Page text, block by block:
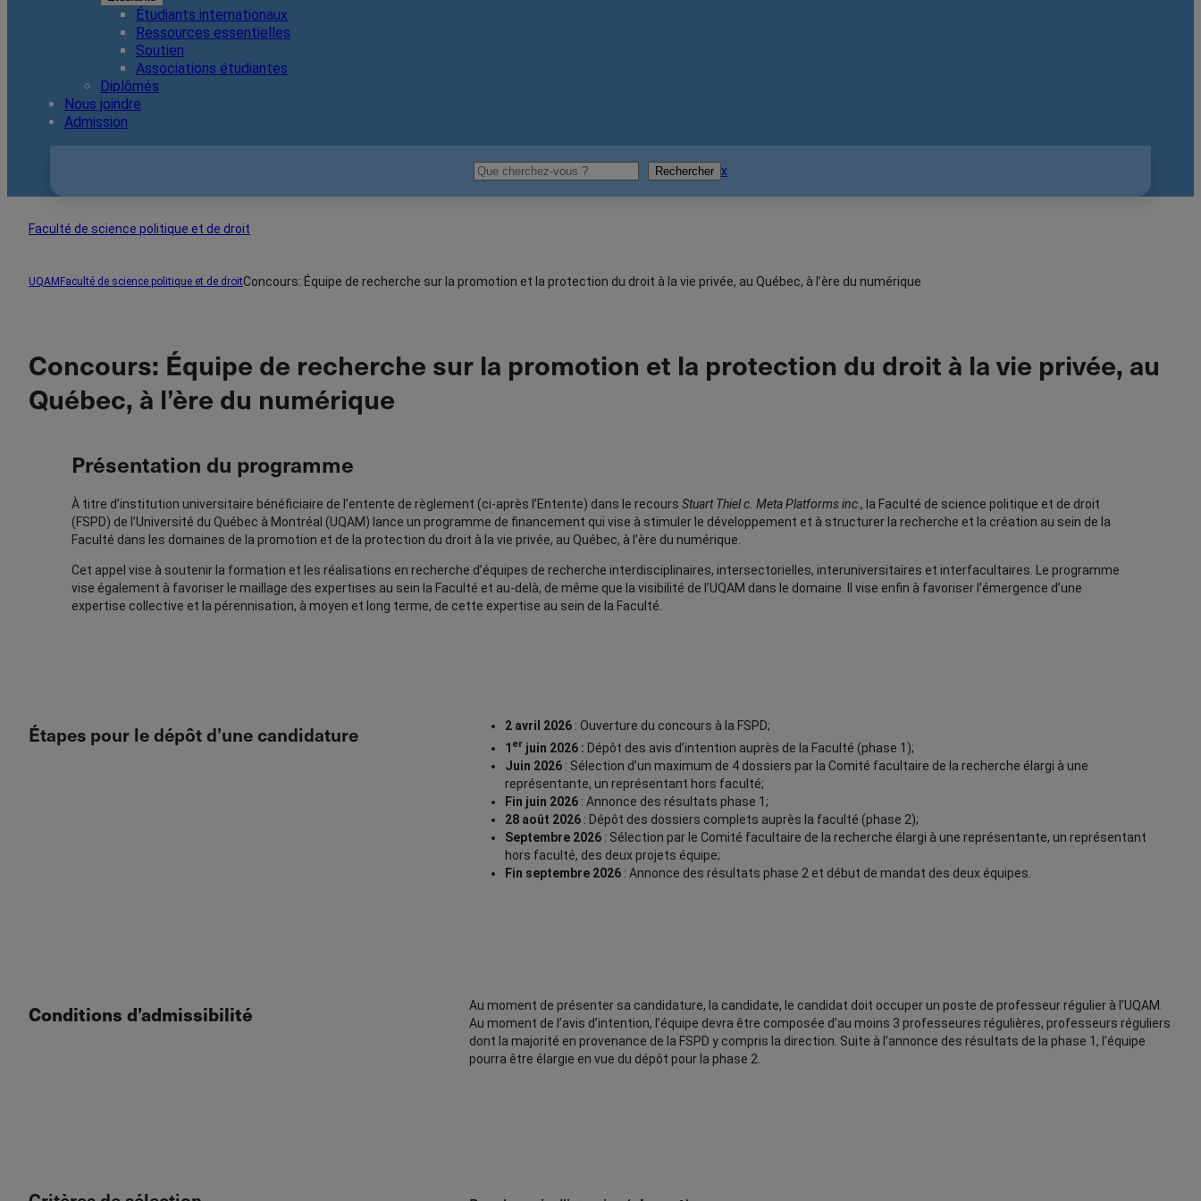
Étudiants internationaux
Ressources essentielles
Soutien
Associations étudiantes
Diplômés
Nous joindre
Admission
Rechercher Rechercher x
Faculté de science politique et de droit
UQAMFaculté de science politique et de droitConcours: Équipe de recherche sur la promotion et la protection du droit à la vie privée, au Québec, à l’ère du numérique
Concours: Équipe de recherche sur la promotion et la protection du droit à la vie privée, au
Québec, à l’ère du numérique
Présentation du programme
À titre d’institution universitaire bénéficiaire de l’entente de règlement (ci-après l’Entente) dans le recours Stuart Thiel c. Meta Platforms inc., la Faculté de science politique et de droit
(FSPD) de l’Université du Québec à Montréal (UQAM) lance un programme de financement qui vise à stimuler le développement et à structurer la recherche et la création au sein de la
Faculté dans les domaines de la promotion et de la protection du droit à la vie privée, au Québec, à l’ère du numérique.
Cet appel vise à soutenir la formation et les réalisations en recherche d’équipes de recherche interdisciplinaires, intersectorielles, interuniversitaires et interfacultaires. Le programme
vise également à favoriser le maillage des expertises au sein la Faculté et au-delà, de même que la visibilité de l’UQAM dans le domaine. Il vise enfin à favoriser l’émergence d’une
expertise collective et la pérennisation, à moyen et long terme, de cette expertise au sein de la Faculté.
Étapes pour le dépôt d’une candidature 2 avril 2026 : Ouverture du concours à la FSPD;
1 er juin 2026 : Dépôt des avis d’intention auprès de la Faculté (phase 1);
Juin 2026 : Sélection d’un maximum de 4 dossiers par la Comité facultaire de la recherche élargi à une
représentante, un représentant hors faculté;
Fin juin 2026 : Annonce des résultats phase 1;
28 août 2026 : Dépôt des dossiers complets auprès la faculté (phase 2);
Septembre 2026 : Sélection par le Comité facultaire de la recherche élargi à une représentante, un représentant
hors faculté, des deux projets équipe;
Fin septembre 2026 : Annonce des résultats phase 2 et début de mandat des deux équipes.
Conditions d’admissibilité
Au moment de présenter sa candidature, la candidate, le candidat doit occuper un poste de professeur régulier à l’UQAM.
Au moment de l’avis d’intention, l’équipe devra être composée d’au moins 3 professeures régulières, professeurs réguliers
dont la majorité en provenance de la FSPD y compris la direction. Suite à l’annonce des résultats de la phase 1, l’équipe
pourra être élargie en vue du dépôt pour la phase 2.